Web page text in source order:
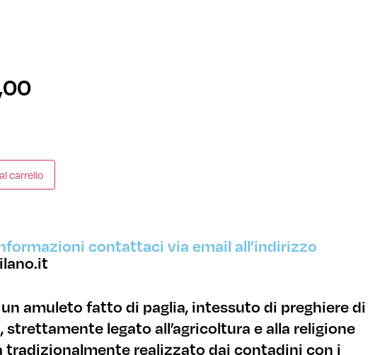
carrello
contattaci via email all’indirizzo
un amuleto fatto di paglia, intessuto di preghiere di
strettamente legato all’agricoltura e alla religione
tradizionalmente realizzato dai contadini con i